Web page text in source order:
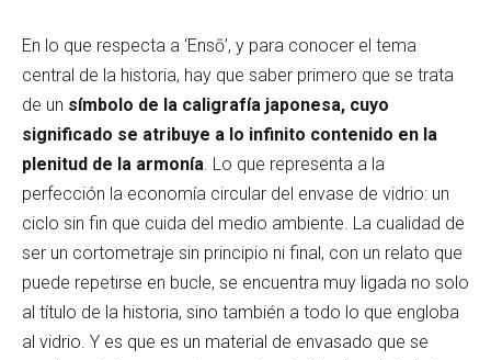
En lo que respecta a ‘Ensō’, y para conocer el tema
central de la historia, hay que saber primero que se trata
de un símbolo de la caligrafía japonesa, cuyo
significado se atribuye a lo infinito contenido en la
plenitud de la armonía. Lo que representa a la
perfección la economía circular del envase de vidrio: un
ciclo sin fin que cuida del medio ambiente. La cualidad de
ser un cortometraje sin principio ni final, con un relato que
puede repetirse en bucle, se encuentra muy ligada no solo
al título de la historia, sino también a todo lo que engloba
al vidrio. Y es que es un material de envasado que se